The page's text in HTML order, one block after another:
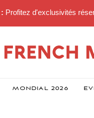
Profitez d'exclusivités
MONDIAL 2026